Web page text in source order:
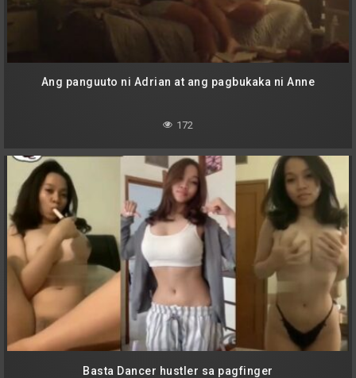
Ang panguuto ni Adrian at ang pagbukaka ni Anne
172
Basta Dancer hustler sa pagfinger